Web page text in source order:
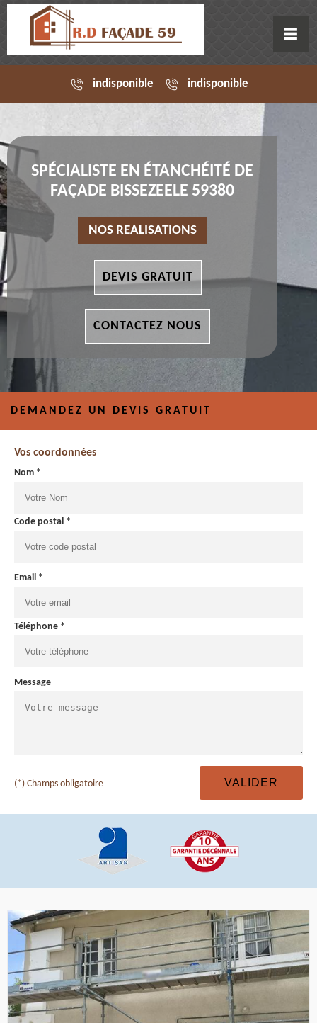
indisponible indisponible
SPÉCIALISTE EN ÉTANCHÉITÉ DE
FAÇADE BISSEZEELE 59380
NOS REALISATIONS
DEVIS GRATUIT
CONTACTEZ NOUS
DEMANDEZ UN DEVIS GRATUIT
Vos coordonnées
Nom *
Code postal *
Email *
Téléphone *
Message
(*) Champs obligatoire